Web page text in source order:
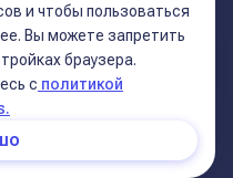
96
Школа Астрологии
Дятловой 11-ый Дом
и чтобы пользоваться
Вы можете запретить
браузера.
с политикой